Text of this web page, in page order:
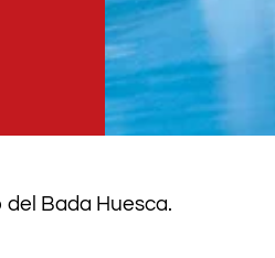
Bada Huesca.